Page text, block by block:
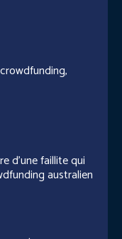
d’une faillite qui
australien